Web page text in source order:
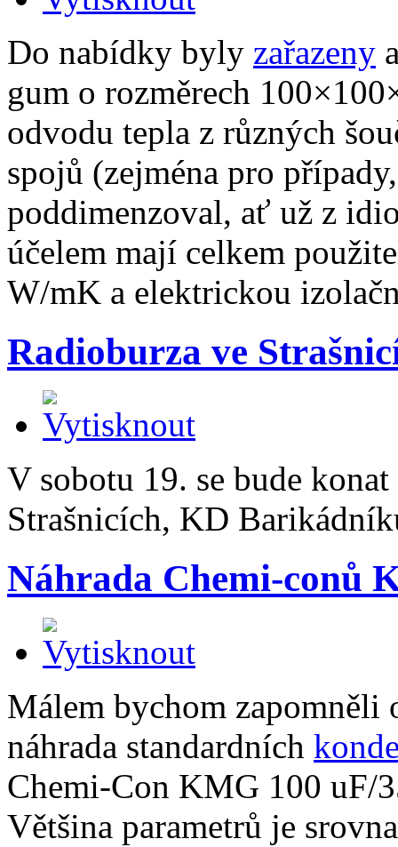
Do nabídky byly zařazeny
gum o rozměrech
odvodu tepla z různých
spojů (zejména pro
poddimenzoval, ať už z
účelem mají celkem
W/mK a elektrickou
Radioburza ve
V sobotu 19. se bude
Strašnicích, KD
Náhrada Chemi-conů
Málem bychom zapomněli
náhrada standardních
Chemi-Con KMG 100 uF/
Většina parametrů je